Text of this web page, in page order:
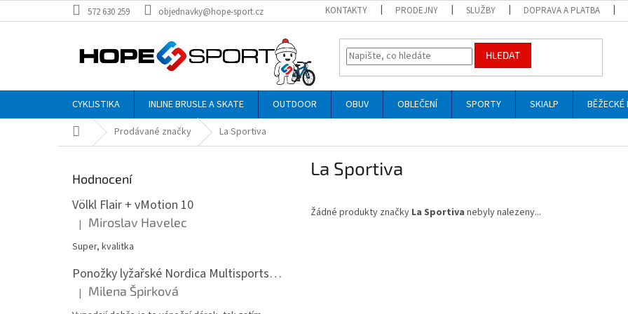
na
572 630 259 objednavky@hope-sport.cz KONTAKTY PRODEJNY SLUŽBY DOPRAVA A PLATBA
HLEDAT
CYKLISTIKA INLINE BRUSLE A SKATE OUTDOOR OBUV OBLEČENÍ SPORTY SKIALP BĚŽECKÉ
Domů Prodávané značky La Sportiva
Hodnocení
Völkl Flair + vMotion 10
Hodnocení produktu je 5 z 5 hvězdiček.
| Miroslav Havelec
Super, kvalitka
Ponožky lyžařské Nordica Multisports Winter dvojbalení
Hodnocení produktu je 5 z 5 hvězdiček.
| Milena Špirková
La Sportiva
Žádné produkty značky La Sportiva nebyly nalezeny...